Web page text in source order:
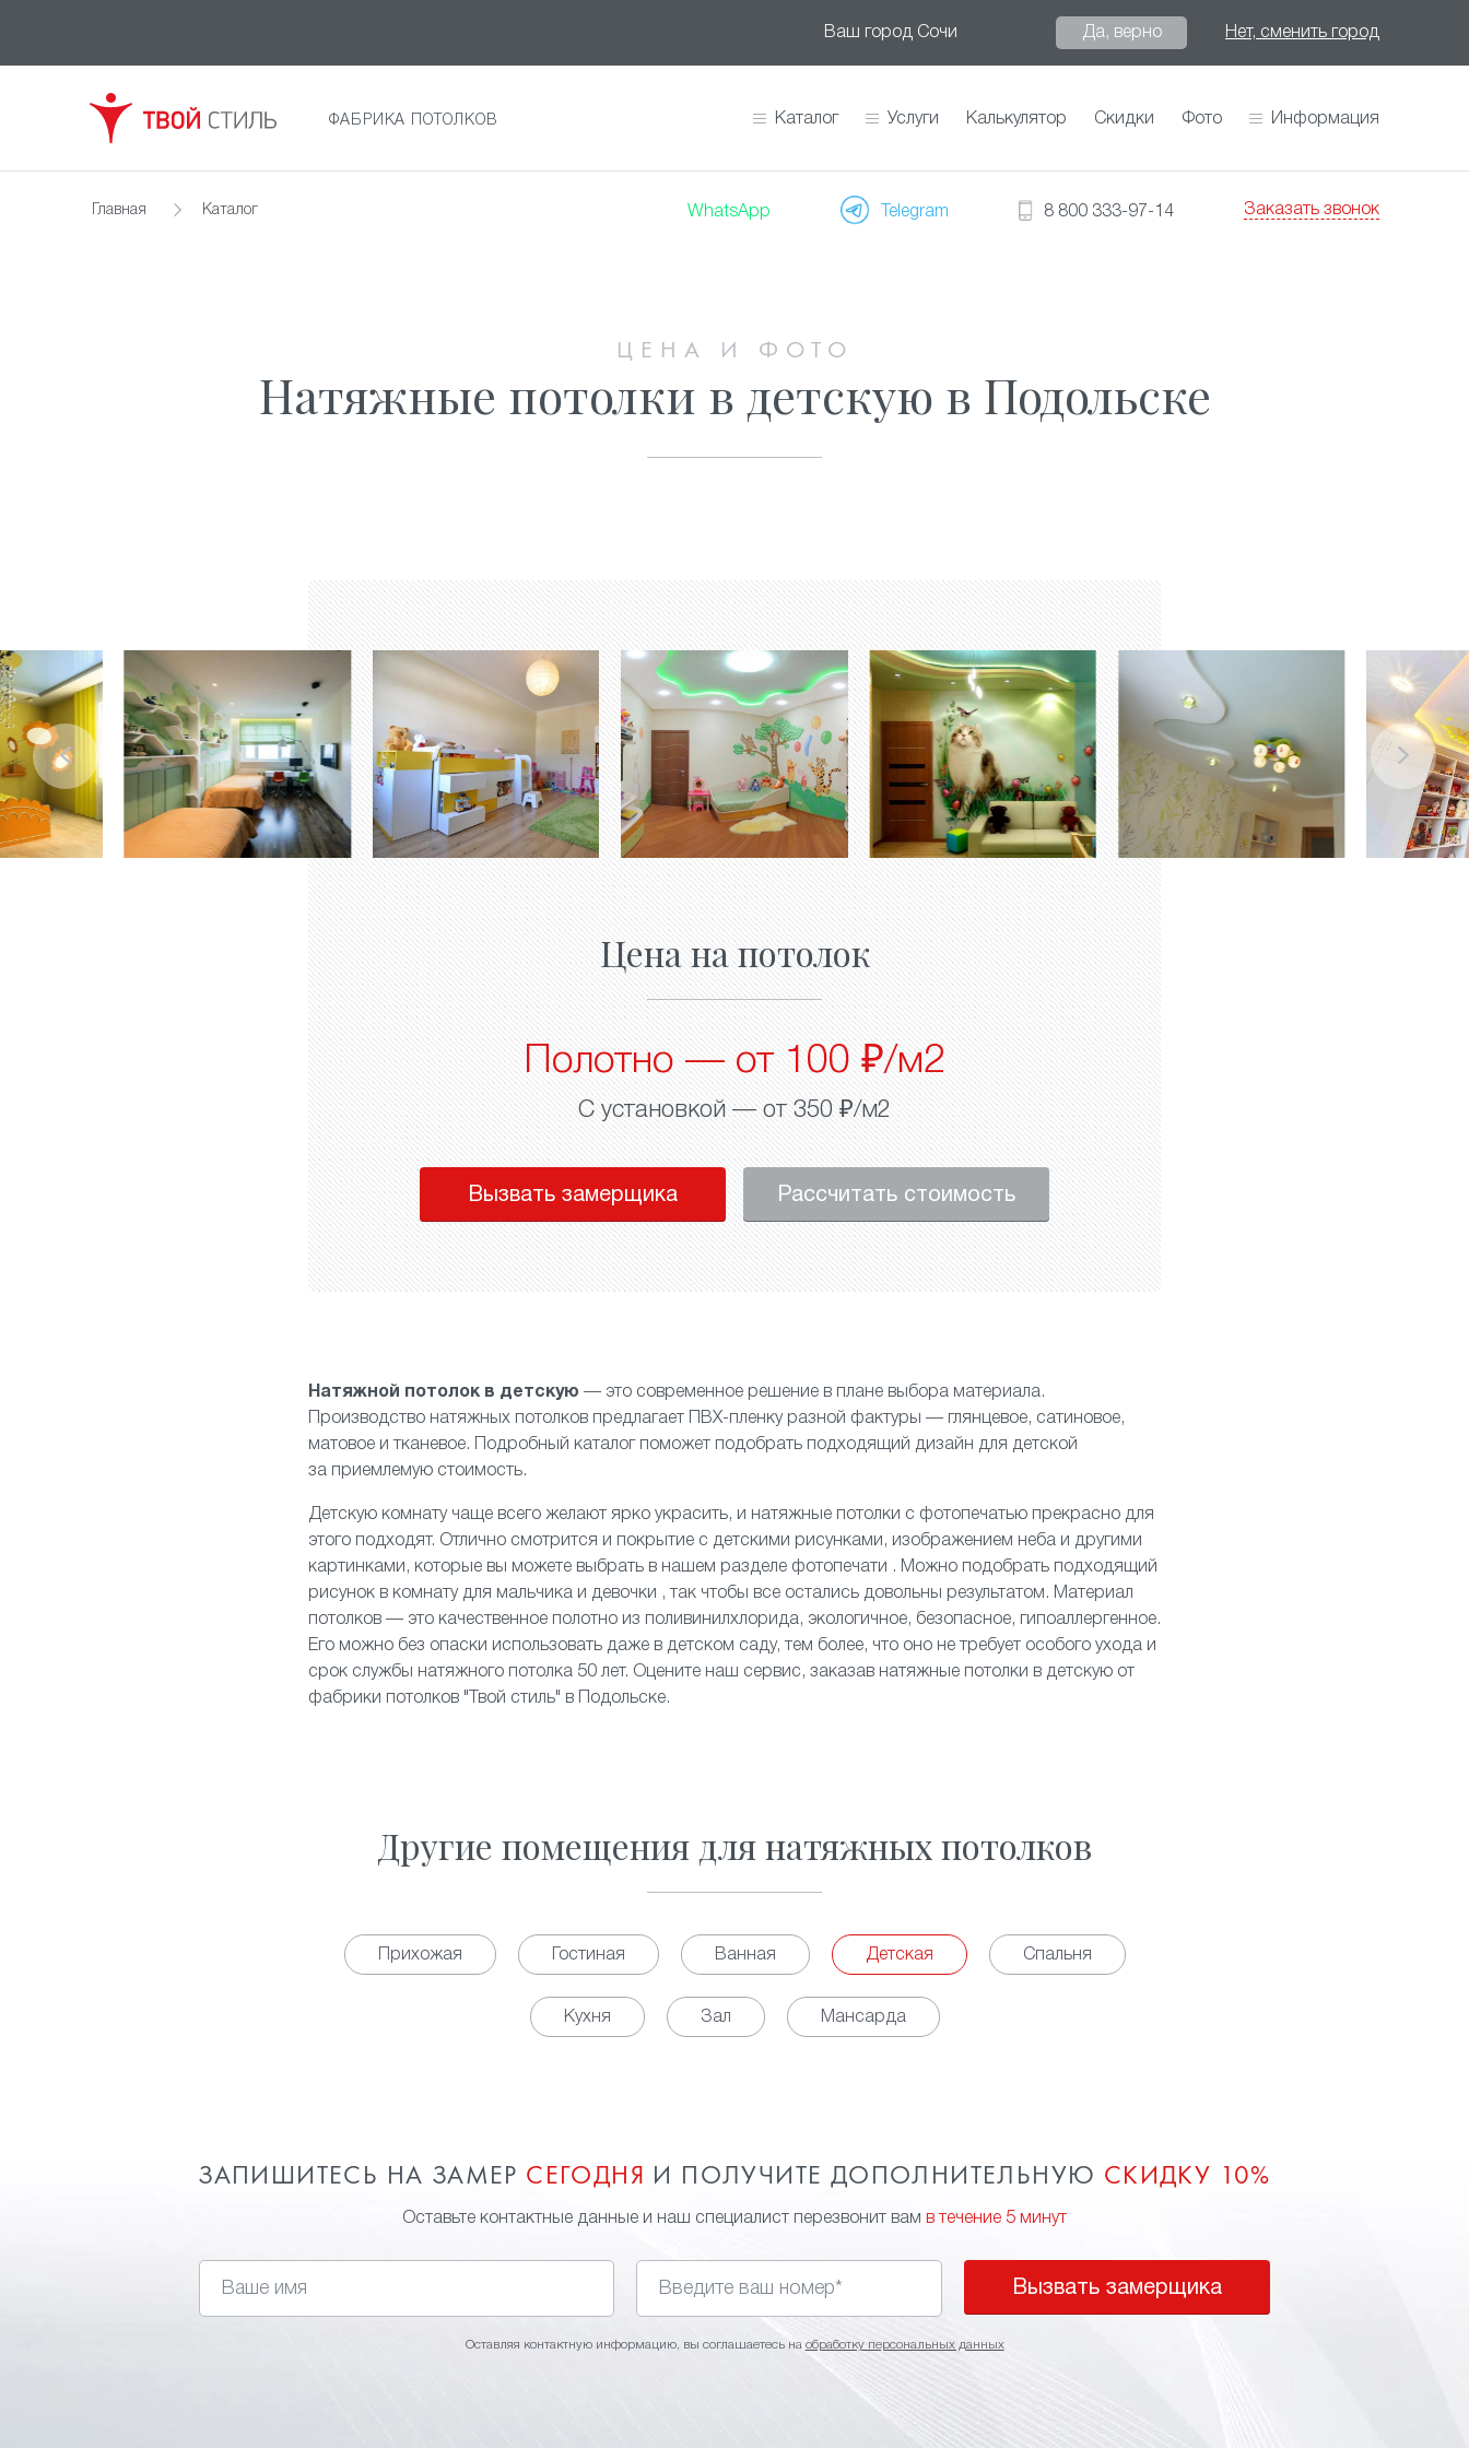
Ваш город Сочи Да, верно Нет, сменить город
ФАБРИКА ПОТОЛКОВ Каталог Услуги Калькулятор Скидки Фото Информация
Главная Каталог WhatsApp Telegram 8 800 333-97-14 Заказать звонок
ЦЕНА И ФОТО
Натяжные потолки в детскую в Подольске
Цена на потолок
Полотно — от 100 ₽/м2
С установкой — от 350 ₽/м2
Вызвать замерщика Рассчитать стоимость
Натяжной потолок в детскую — это современное решение в плане выбора материала.
Производство натяжных потолков предлагает ПВХ-пленку разной фактуры — глянцевое, сатиновое,
матовое итканевое. Подробный каталог поможет подобрать подходящий дизайн для детской
за приемлемую стоимость.
Детскую комнату чаще всего желают ярко украсить, и натяжные потолки с фотопечатью прекрасно для
этого подходят. Отлично смотрится и покрытие с детскими рисунками, изображением неба и другими
картинками, которые вы можете выбрать в нашем разделе фотопечати . Можно подобрать подходящий
рисунок в комнату для мальчика и девочки , так чтобы все остались довольны результатом. Материал
потолков — это качественное полотно из поливинилхлорида, экологичное, безопасное, гипоаллергенное.
Его можно без опаски использовать даже в детском саду, тем более, что оно не требует особого ухода и
срок службы натяжного потолка 50 лет. Оцените наш сервис, заказав натяжные потолки в детскую от
фабрики потолков "Твой стиль" в Подольске.
Другие помещения для натяжных потолков
Прихожая Гостиная Ванная Детская Спальня
Кухня Зал Мансарда
ЗАПИШИТЕСЬ НА ЗАМЕР СЕГОДНЯ И ПОЛУЧИТЕ ДОПОЛНИТЕЛЬНУЮ СКИДКУ 10%
Оставьте контактные данные и наш специалист перезвонит вам в течение 5 минут
Вызвать замерщика
Оставляя контактную информацию, вы соглашаетесь на обработку персональных данных